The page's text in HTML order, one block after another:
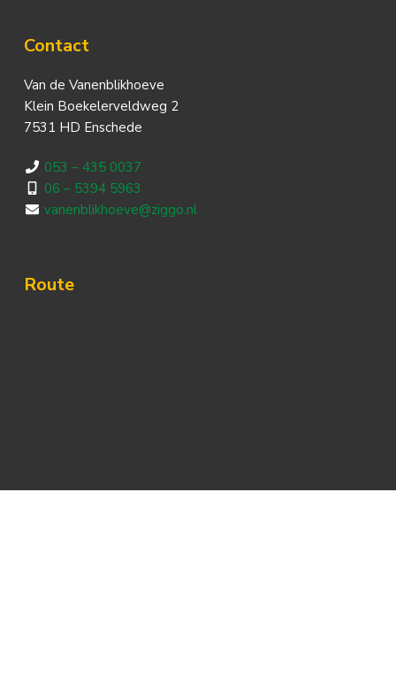
Contact
Van de Vanenblikhoeve
Klein Boekelerveldweg 2
7531 HD Enschede
053 – 435 0037
06 – 5394 5963
vanenblikhoeve@ziggo.nl
Route